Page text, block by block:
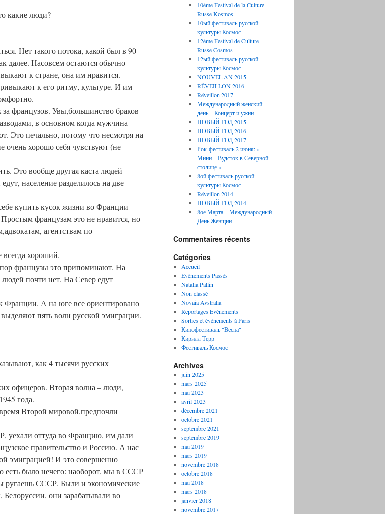
какие люди?
Нет такого потока, какой был в 90-
далее. Насовсем остаются обычно
к стране, она им нравится.
к его ритму, культуре. И им
французов. Увы,большинство браков
в основном когда мужчина
Это печально, потому что несмотря на
хорошо себя чувствуют (не
Это вообще другая каста людей –
население разделилось на две
купить кусок жизни во Франции –
французам это не нравится, но
агентствам по
хороший.
французы это припоминают. На
почти нет. На Север едут
Франции. А на юге все ориентировано
пять волн русской эмиграции.
как 4 тысячи русских
офицеров. Вторая волна – люди,
года.
Второй мировой,предпочли
уехали оттуда во Францию, им дали
правительство и Россию. А нас
эмиграцией! И это совершенно
есть было нечего: наоборот, мы в СССР
ругаешь СССР. Были и экономические
они зарабатывали во
10ème Festival de la Culture
Russe Kosmos
10ый фестиваль русской
культуры Космос
12ème Festival de Culture
Russe Cosmos
12ый фестиваль русской
культуры Космос
NOUVEL AN 2015
RÉVEILLON 2016
Réveillon 2017
Международный женский
день – Концерт и ужин
НОВЫЙ ГОД 2015
НОВЫЙ ГОД 2016
НОВЫЙ ГОД 2017
Рок-фестиваль 2 июня: «
Мини – Вудсток в Северной
столице »
8ой фестиваль русской
культуры Космос
Réveillon 2014
НОВЫЙ ГОД 2014
8ое Марта – Международный
День Женщин
Commentaires récents
Catégories
Accueil
Evènements Passés
Natalia Pallin
Non classé
Novaia Avstralia
Reportages Evénements
Sorties et événements à Paris
Кинофестиваль "Весна"
Кирилл Терр
Фестиваль Космос
Archives
juin 2025
mars 2025
mai 2023
avril 2023
décembre 2021
octobre 2021
septembre 2021
septembre 2019
mai 2019
mars 2019
novembre 2018
octobre 2018
mai 2018
mars 2018
janvier 2018
novembre 2017